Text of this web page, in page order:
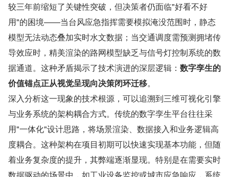
较三年前缩短了关键性突破，但决策者仍面临"好看不好
用"的困境——当台风应急指挥需要模拟淹没范围时，静态
模型无法动态叠加实时水文数据；当交通调度需预测拥堵传
导效应时，精美渲染的路网模型缺乏与信号灯控制系统的数
据通道。这种矛盾揭示了技术演进的深层逻辑： 数字孪生的
价值锚点正从视觉呈现向决策闭环迁移。
深入分析这一现象的技术根源，可以追溯到三维可视化引擎
与业务系统的架构耦合方式。传统的数字孪生平台往往采
用"一体化"设计思路，将场景渲染、数据接入和业务逻辑高
度耦合。这种架构在项目初期可以快速实现基本功能，但随
着业务复杂度的提升，其弊端逐渐显现。特别是在需要实时